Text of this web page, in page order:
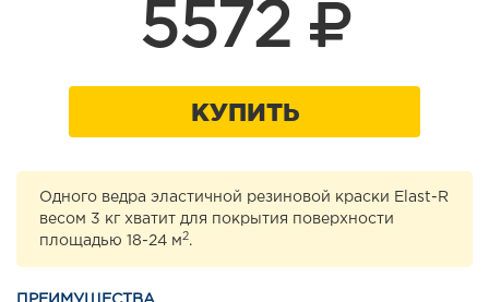
5572
КУПИТЬ
Одного ведра эластичной резиновой краски Elast-R
весом 3 кг хватит для покрытия поверхности
площадью 18-24 м 2.